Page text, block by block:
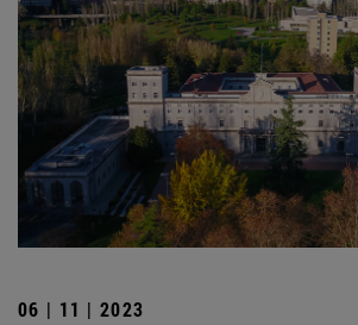
06 | 11 | 2023